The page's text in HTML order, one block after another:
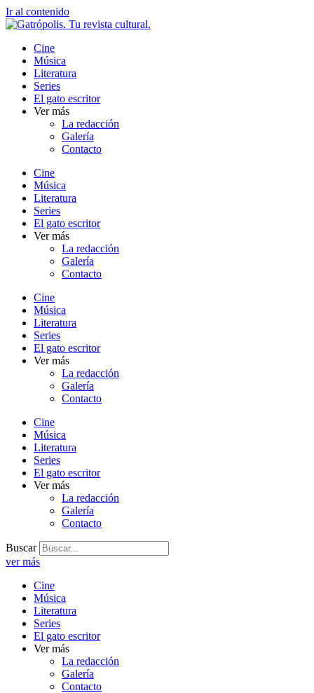
Ir al contenido
Cine
Música
Literatura
Series
El gato escritor
Ver más
La redacción
Galería
Contacto
Cine
Música
Literatura
Series
El gato escritor
Ver más
La redacción
Galería
Contacto
Cine
Música
Literatura
Series
El gato escritor
Ver más
La redacción
Galería
Contacto
Cine
Música
Literatura
Series
El gato escritor
Ver más
La redacción
Galería
Contacto
Buscar
ver más
Cine
Música
Literatura
Series
El gato escritor
Ver más
La redacción
Galería
Contacto